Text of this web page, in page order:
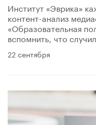
Институт «Эврика»
контент-анализ
«Образовательная
вспомнить, что
22 сентября